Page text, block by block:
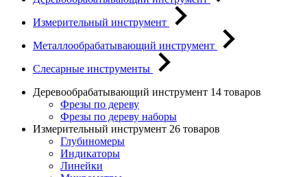
Измерительный инструмент
Металлообрабатывающий инструмент
Слесарные инструменты
Деревообрабатывающий инструмент 14 товаров
Фрезы по дереву
Фрезы по дереву наборы
Измерительный инструмент 26 товаров
Глубиномеры
Индикаторы
Линейки